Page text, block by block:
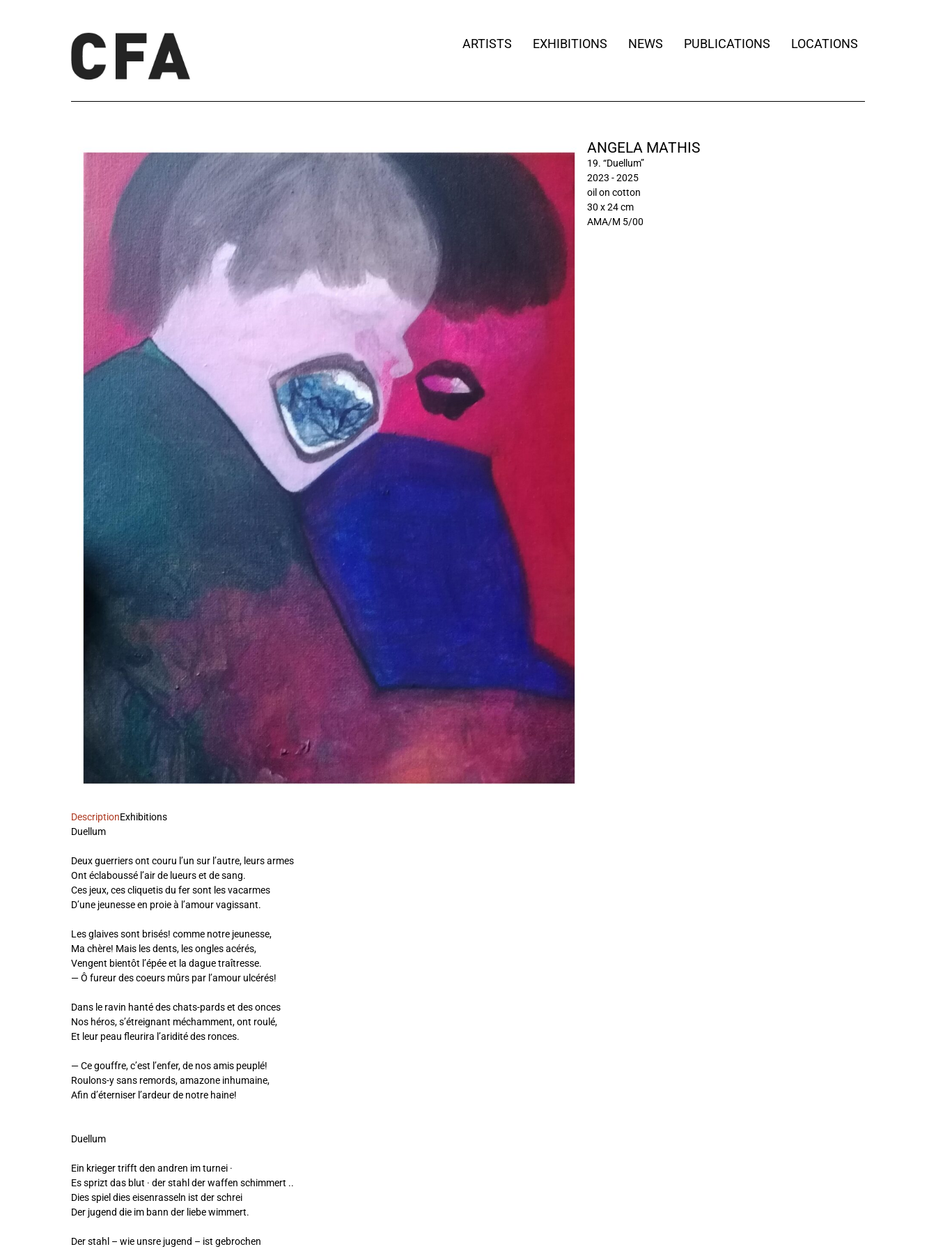
ARTISTS EXHIBITIONS NEWS PUBLICATIONS LOCATIONS
ANGELA MATHIS
19. “Duellum”
2023 - 2025
oil on cotton
30 x 24 cm
AMA/M 5/00
DescriptionExhibitions
Duellum
Deux guerriers ont couru l’un sur l’autre, leurs armes
Ont éclaboussé l’air de lueurs et de sang.
Ces jeux, ces cliquetis du fer sont les vacarmes
D’une jeunesse en proie à l’amour vagissant.
Les glaives sont brisés! comme notre jeunesse,
Ma chère! Mais les dents, les ongles acérés,
Vengent bientôt l’épée et la dague traîtresse.
— Ô fureur des coeurs mûrs par l’amour ulcérés!
Dans le ravin hanté des chats-pards et des onces
Nos héros, s’étreignant méchamment, ont roulé,
Et leur peau fleurira l’aridité des ronces.
— Ce gouffre, c’est l’enfer, de nos amis peuplé!
Roulons-y sans remords, amazone inhumaine,
Afin d’éterniser l’ardeur de notre haine!
Duellum
Ein krieger trifft den andren im turnei ·
Es sprizt das blut · der stahl der waffen schimmert ..
Dies spiel dies eisenrasseln ist der schrei
Der jugend die im bann der liebe wimmert.
Der stahl – wie unsre jugend – ist gebrochen